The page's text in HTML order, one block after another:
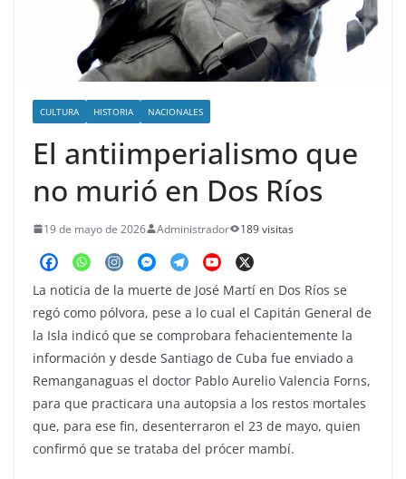
CULTURA HISTORIA NACIONALES
El antiimperialismo que
no murió en Dos Ríos
19 de mayo de 2026 Administrador 189 visitas
La noticia de la muerte de José Martí en Dos Ríos se
regó como pólvora, pese a lo cual el Capitán General de
la Isla indicó que se comprobara fehacientemente la
información y desde Santiago de Cuba fue enviado a
Remanganaguas el doctor Pablo Aurelio Valencia Forns,
para que practicara una autopsia a los restos mortales
que, para ese fin, desenterraron el 23 de mayo, quien
confirmó que se trataba del prócer mambí.